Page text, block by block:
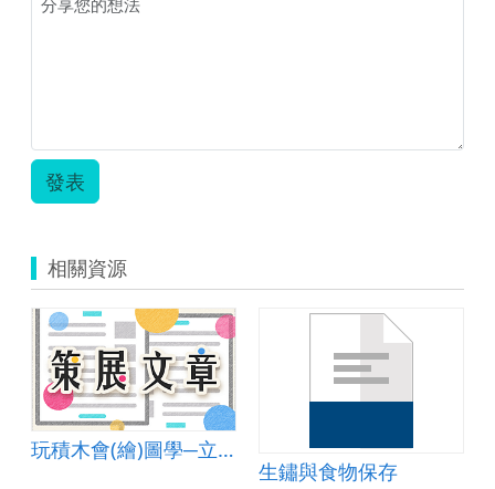
發表
相關資源
玩積木會(繪)圖學─立體圖
生鏽與食物保存